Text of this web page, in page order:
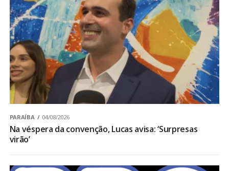
PARAÍBA 04/08/2026
Na véspera da convenção, Lucas avisa: ‘Surpresas
virão’